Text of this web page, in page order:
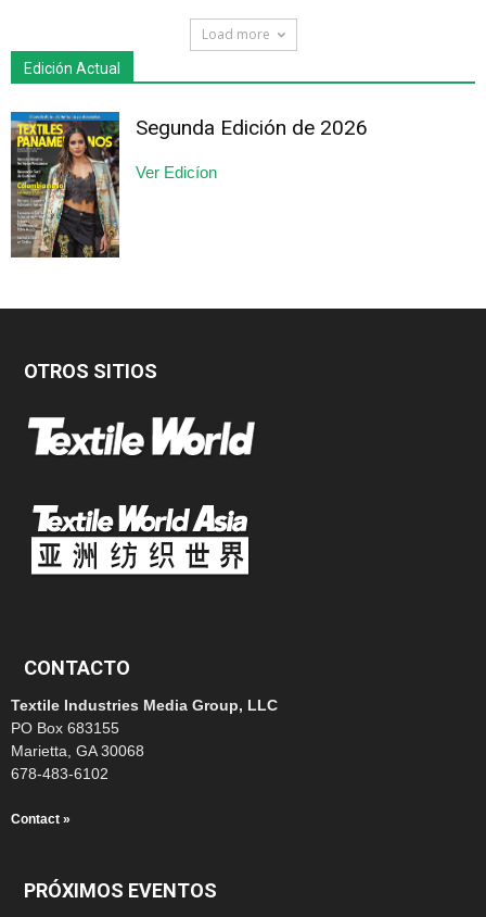
Load more
Edición Actual
Segunda Edición de 2026
Ver Edicíon
OTROS SITIOS
CONTACTO
Textile Industries Media Group, LLC
PO Box 683155
Marietta, GA 30068
678-483-6102
Contact »
PRÓXIMOS EVENTOS